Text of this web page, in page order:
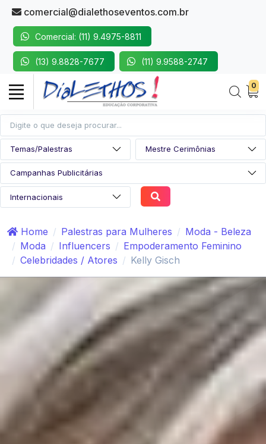
comercial@dialethoseventos.com.br
Comercial: (11) 9.4975-8811
(13) 9.8828-7677 (11) 9.9588-2747
0
Home Palestras para Mulheres
Moda - Beleza
Moda
Influencers
Empoderamento Feminino
Celebridades / Atores
Kelly Gisch